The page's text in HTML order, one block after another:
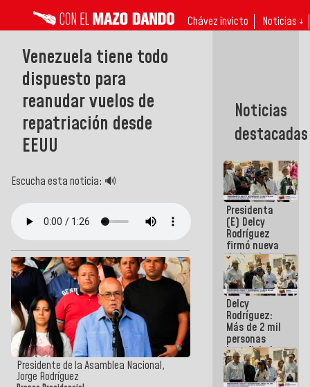
Chávez invicto Noticias ↓
Venezuela tiene todo
dispuesto para
reanudar vuelos de
repatriación desde
EEUU
Escucha esta noticia: 🔊
Presidente de la Asamblea Nacional,
Jorge Rodríguez
Noticias
destacadas
Presidenta
(E) Delcy
Rodríguez
firmó nueva
de Ley de
Arrendamiento
aprobada
por la AN
Delcy
Rodríguez:
Más de 2 mil
personas
beneficiadas
con planes
para